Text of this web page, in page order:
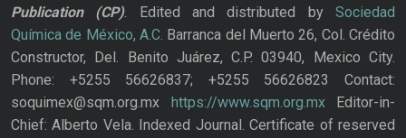
Publication
(CP). Edited and distributed bySociedad
Química de México, A.C. Barranca del Muerto 26, Col. Crédito
Constructor, Del. Benito Juárez, C.P. 03940, Mexico City.
Phone: +5255 56626837; +5255 56626823 Contact:
soquimex@sqm.org.mx https://www.sqm.org.mxEditor-in-
Chief: Alberto Vela. Indexed Journal. Certificate of reserved